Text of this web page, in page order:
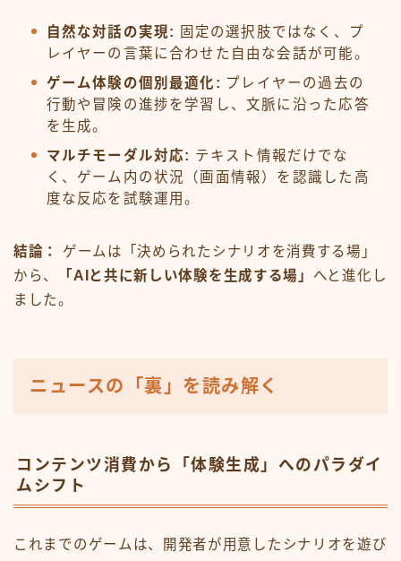
自然な対話の実現:
固定の選択肢ではなく、プ
レイヤーの言葉に合わせた自由な会話が可能。
ゲーム体験の個別最適化: プレイヤーの過去の
行動や冒険の進捗を学習し、文脈に沿った応答
を生成。
マルチモーダル対応: テキスト情報だけでな
く、ゲーム内の状況（画面情報）を認識した高
度な反応を試験運用。
結論：
ゲームは「決められたシナリオを消費する場」
から、
「AIと共に新しい体験を生成する場」 へと進化し
ました。
ニュースの「裏」を読み解く
コンテンツ消費から「体験生成」へのパラダイ
ムシフト
これまでのゲームは、開発者が用意したシナリオを遊び